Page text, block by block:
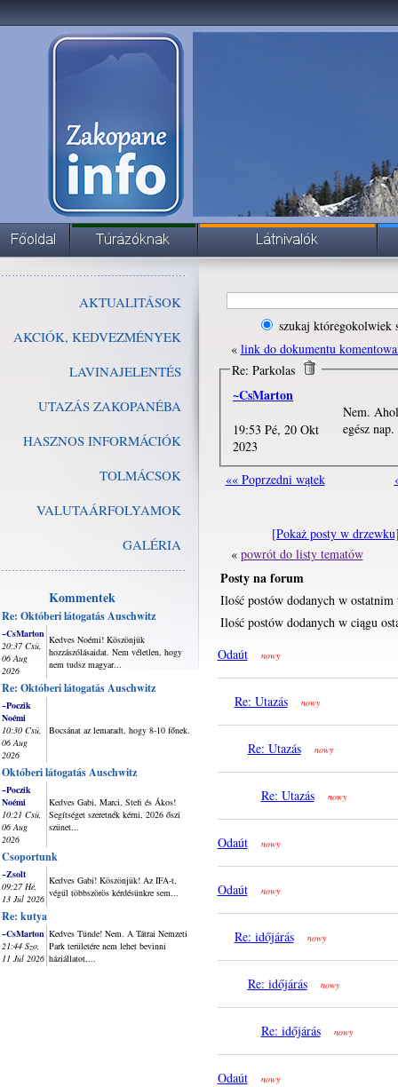
AKTUALITÁSOK
AKCIÓK, KEDVEZMÉNYEK
LAVINAJELENTÉS
UTAZÁS ZAKOPANÉBA
HASZNOS INFORMÁCIÓK
TOLMÁCSOK
VALUTAÁRFOLYAMOK
GALÉRIA
Kommentek
Re: Októberi látogatás Auschwitz
~CsMarton
20:37 Csü,
06 Aug
2026
Kedves Noémi! Köszönjük
hozzászólásaidat. Nem véletlen, hogy
nem tudsz magyar...
Re: Októberi látogatás Auschwitz
~Poczik
Noémi
10:30 Csü,
06 Aug
2026
Bocsánat az lemaradt, hogy 8-10 főnek.
Októberi látogatás Auschwitz
~Poczik
Noémi
10:21 Csü,
06 Aug
2026
Kedves Gabi, Marci, Stefi és Ákos!
Segítséget szeretnék kérni, 2026 őszi
szünet...
Csoportunk
~Zsolt
09:27 Hé,
13 Júl 2026
Kedves Gabi! Köszönjük! Az IFA-t,
végül többszörös kérdésünkre sem...
Re: kutya
~CsMarton
21:44 Szo,
11 Júl 2026
Kedves Tünde! Nem. A Tátrai Nemzeti
Park területére nem lehet bevinni
háziállatot,...
szukaj któregokolwiek
« link do dokumentu
Re: Parkolas
~CsMarton
19:53 Pé, 20 Okt
2023
Nem.
egész nap.
«« Poprzedni wątek
[Pokaż posty w
« powrót do listy tematów
Posty na forum
Ilość postów dodanych w ostatnim
Ilość postów dodanych w ciągu
Odaút
nowy
Re: Utazás nowy
Re: Utazás nowy
Re: Utazás nowy
Odaút nowy
Odaút nowy
Re: időjárás nowy
Re: időjárás nowy
Re: időjárás nowy
Odaút nowy